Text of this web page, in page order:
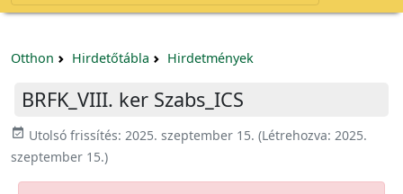
Otthon Hirdetőtábla Hirdetmények
BRFK_VIII. ker Szabs_ICS
event_available Utolsó frissítés: 2025. szeptember 15. (Létrehozva: 2025.
szeptember 15.)